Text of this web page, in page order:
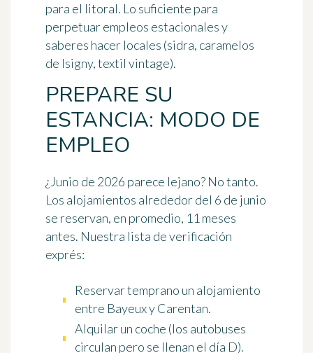
para el litoral. Lo suficiente para
perpetuar empleos estacionales y
saberes hacer locales (sidra, caramelos
de Isigny, textil vintage).
PREPARE SU
ESTANCIA: MODO DE
EMPLEO
¿Junio de 2026 parece lejano? No tanto.
Los alojamientos alrededor del 6 de junio
se reservan, en promedio, 11 meses
antes. Nuestra lista de verificación
exprés:
Reservar temprano un alojamiento
entre Bayeux y Carentan.
Alquilar un coche (los autobuses
circulan pero se llenan el día D).